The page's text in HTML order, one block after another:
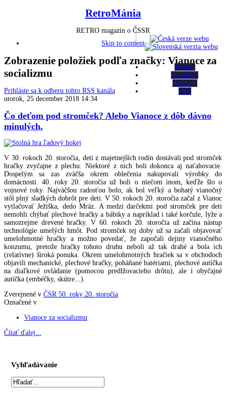
RetroMánia
RETRO magazín o ČSSR
Twitter
Facebook
Google+
RSS
Skip to content
Zobrazenie položiek podľa značky: Vianoce za
socializmu
Prihláste sa k odberu tohto RSS kanála
utorok, 25 december 2018 14:34
Čo deťom pod stromček? Alebo Vianoce z dôb dávno
minulých.
V 30. rokoch 20. storočia, deti z majetnejších rodín dostávali pod stromček
hračky zvyčajne z plechu. Niektoré z nich boli dokonca aj naťahovacie.
Dospelým sa zas zväčša okrem oblečenia nakupovali výrobky do
domácnosti. 40. roky 20. storočia už boli o niečom inom, keďže šlo o
vojnové roky. Najväčšou radosťou bolo, ak bol veľký a bohatý vianočný
stôl plný sladkých dobrôt pre deti. V 50. rokoch 20. storočia začal z Vianoc
vytlačovať Ježiška, dedo Mráz. A medzi darčekmi pod stromček pre deti
nemohli chýbať plechové hračky a bábiky a napríklad i také korčule, lyže a
samozrejme drevené hračky. V 60. rokoch 20. storočia už začína nástup
technológie umelých hmôt. Pod stromček tej doby už sa začali objavovať
umelohmotné hračky a možno povedať, že započali dejiny vianočného
konzumu, pretože hračky tohoto druhu neboli až tak drahé a bola ich
(relatívne) široká ponuka. Okrem umelohmotných hračiek sa v obchodoch
objavili mechanické, plechové hračky, poháňané batériami, plechové autíčka
na diaľkové ovládanie (pomocou predlžovacieho drôtu), ale i obyčajné
autíčka (embéčky, skútre...).
Zverejnené v ČSR 50. roky 20. storočia
Označené v
Vianoce za socializmu
Čítať ďalej...
Vyhľadávanie